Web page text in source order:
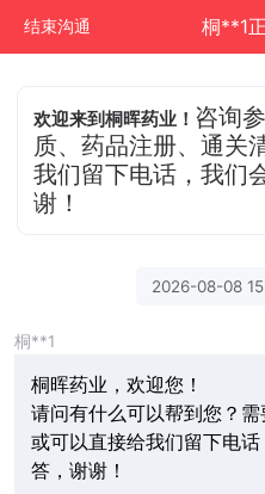
结束沟通 桐**1
欢迎来到桐晖药业！ 咨询
质、药品注册、通关
我们留下电话，我们
谢！
2026-08-08
桐**1
桐晖药业，欢迎您！
请问有什么可以帮到您？
或可以直接给我们留下电
答，谢谢！